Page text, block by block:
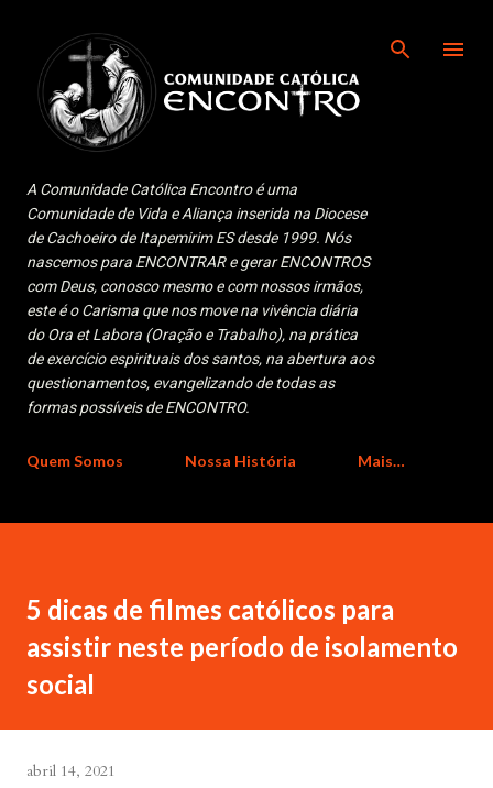
A Comunidade Católica Encontro é uma
Comunidade de Vida e Aliança inserida na Diocese
de Cachoeiro de Itapemirim ES desde 1999. Nós
nascemos para ENCONTRAR e gerar ENCONTROS
com Deus, conosco mesmo e com nossos irmãos,
este é o Carisma que nos move na vivência diária
do Ora et Labora (Oração e Trabalho), na prática
de exercício espirituais dos santos, na abertura aos
questionamentos, evangelizando de todas as
formas possíveis de ENCONTRO.
Quem Somos Nossa História Mais…
5 dicas de filmes católicos para
assistir neste período de isolamento
social
abril 14, 2021